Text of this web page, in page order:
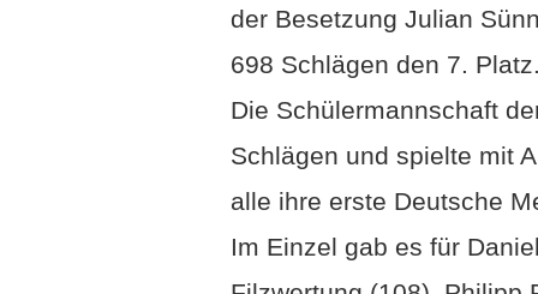
der Besetzung Julian
698 Schlägen den 7.
Die Schülermannschaft
Schlägen und spielte mit
alle ihre erste Deutsche
Im Einzel gab es für